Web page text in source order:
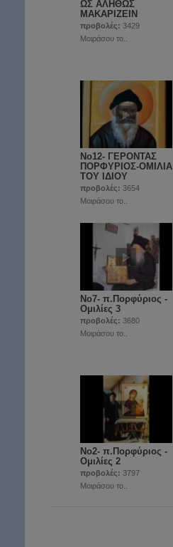
ΩΣ ΑΛΗΘΩΣ
ΜΑΚΑΡΙΖΕΙΝ
προβολές: 3429
Μοιράσου το..
Νο12- ΓΕΡΟΝΤΑΣ
ΠΟΡΦΥΡΙΟΣ-ΟΜΙΛΙΑ
ΤΟΥ ΙΔΙΟΥ
προβολές: 3654
Μοιράσου το..
Νο7- π.Πορφύριος -
Ομιλίες 3
προβολές: 3680
Μοιράσου το..
Νο2- π.Πορφύριος -
Ομιλίες 2
προβολές: 3797
Μοιράσου το..